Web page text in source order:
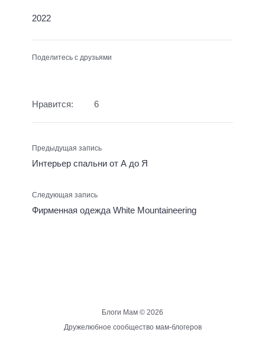
2022
Поделитесь с друзьями
Нравится: 6
Предыдущая запись
Интерьер спальни от А до Я
Следующая запись
Фирменная одежда White Mountaineering
Блоги Мам © 2026
Дружелюбное сообщество мам-блогеров